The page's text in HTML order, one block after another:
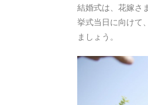
結婚式は、花嫁さ
挙式当日に向けて
ましょう。